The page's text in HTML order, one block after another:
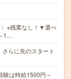
〉※残業なし！▼選べ
1…
らに先のスタート
は時給1500円～